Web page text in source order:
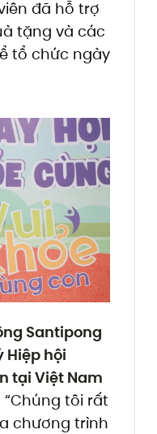
đã hỗ trợ
tặng và các
tổ chức ngày
Santipong
Hiệp hội
tại Việt Nam
tôi rất
chương trình